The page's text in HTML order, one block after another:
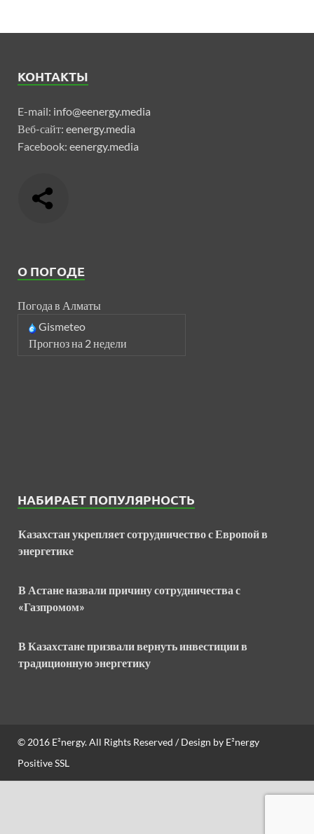
КОНТАКТЫ
E-mail: info@eenergy.media
Веб-сайт: eenergy.media
Facebook: eenergy.media
О ПОГОДЕ
Погода в Алматы
Gismeteo
Прогноз на 2 недели
НАБИРАЕТ ПОПУЛЯРНОСТЬ
Казахстан укрепляет сотрудничество с Европой в
энергетике
В Астане назвали причину сотрудничества с
«Газпромом»
В Казахстане призвали вернуть инвестиции в
традиционную энергетику
© 2016 E²nergy. All Rights Reserved / Design by E²nergy
Positive SSL